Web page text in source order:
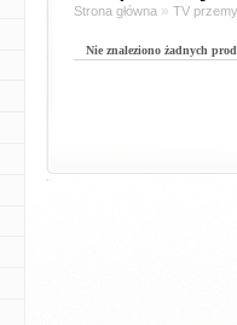
Strona główna » TV
Nie znaleziono żadnych